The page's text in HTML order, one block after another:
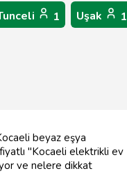
1 Uşak 1
beyaz eşya
"Kocaeli elektrikli ev
ve nelere dikkat